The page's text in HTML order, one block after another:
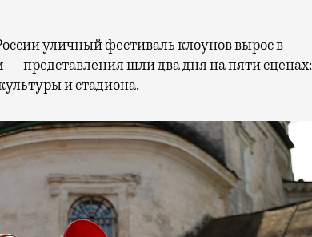
уличный фестиваль клоунов вырос в
представления шли два дня на пяти сценах:
и стадиона.